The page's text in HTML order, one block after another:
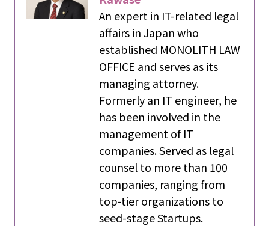
An expert in IT-related legal
affairs in Japan who
established MONOLITH LAW
OFFICE and serves as its
managing attorney.
Formerly an IT engineer, he
has been involved in the
management of IT
companies. Served as legal
counsel to more than 100
companies, ranging from
top-tier organizations to
seed-stage Startups.